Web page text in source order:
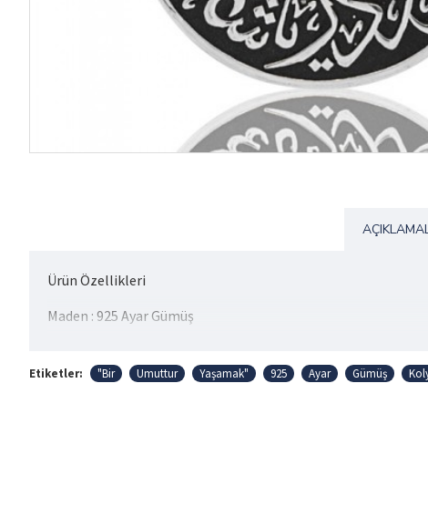
Ürün Özellikleri
Maden : 925 Ayar Gümüş
Ürünümüz Gümüş Yolu Tarafından 1(Bir) Yıl Garanti Süresi
Etiketler: "Bir Umuttur Yaşamak" 925 Ayar Gümüş